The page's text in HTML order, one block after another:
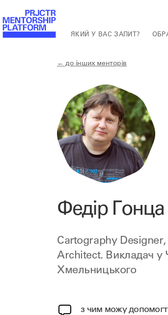
ЯКИЙ У ВАС ЗАПИТ?
← до інших менторів
Федір Гонца
Cartography
Architect. Викладач у
Хмельницького
з чим можу